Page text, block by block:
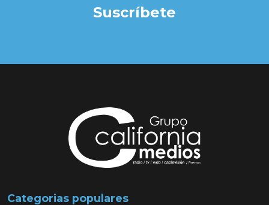
Suscríbete
Categorias populares